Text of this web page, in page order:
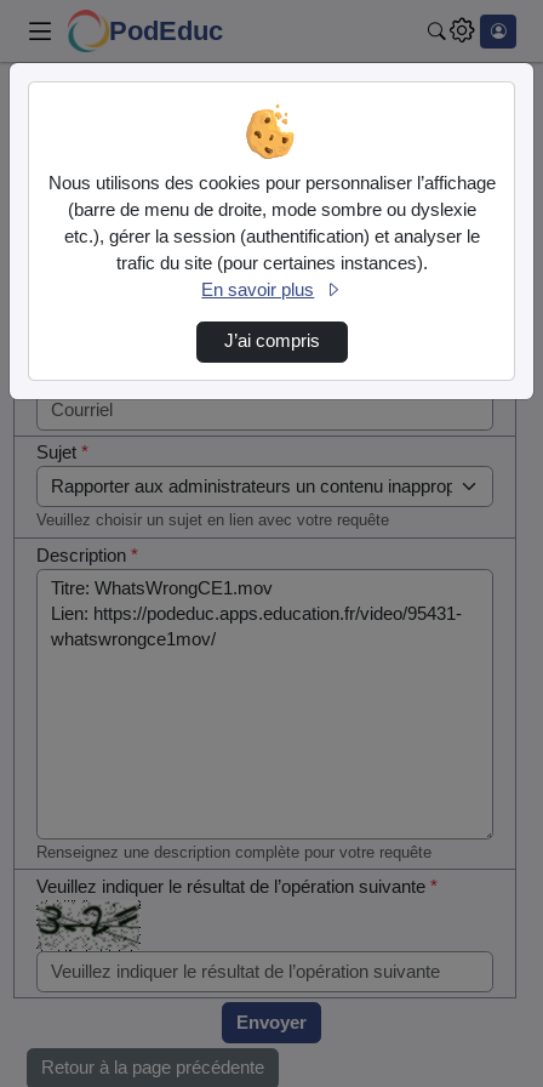
PodEduc
Contactez nous
Votre message
Courriel*
Sujet*
Veuillez choisir un sujet en lien avec votre requête
Description*
Renseignez une description complète pour votre requête
Veuillez indiquer le résultat de l’opération suivante*
si vous
êtes un
humain en
Envoyer
Retour à la page précédente
Nous utilisons des cookies pour personnaliser l’affichage
(barre de menu de droite, mode sombre ou dyslexie
etc.), gérer la session (authentification) et analyser le
trafic du site (pour certaines instances).
En savoir plus
J’ai compris